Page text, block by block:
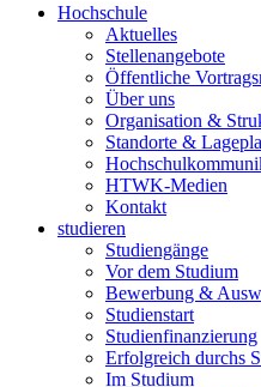
Hochschule
Aktuelles
Stellenangebote
Öffentliche
Über uns
Organisation &
Standorte &
HTWK-Medien
Kontakt
studieren
Studiengänge
Vor dem Studium
Bewerbung &
Studienstart
Studienfinanzierung
Erfolgreich durchs
Im Studium